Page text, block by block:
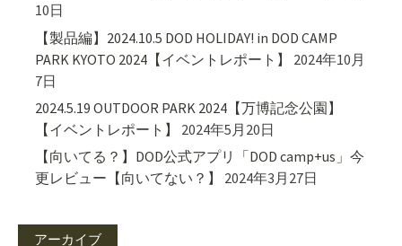
10日
【製品編】2024.10.5 DOD HOLIDAY! in DOD CAMP
PARK KYOTO 2024【イベントレポート】
2024年10月
7日
2024.5.19 OUTDOOR PARK 2024【万博記念公園】
【イベントレポート】
2024年5月20日
【向いてる？】DOD公式アプリ「DOD camp+us」今
更レビュー【向いてない？】
2024年3月27日
アーカイブ